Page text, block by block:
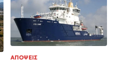
ΑΠΟΨΕΙΣ